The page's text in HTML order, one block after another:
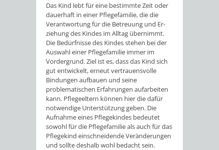
Das Kind lebt für eine be­stimm­te Zeit oder
dauerhaft in einer Pflegefamilie, die die
Verantwortung für die Be­treu­ung und Er­
ziehung des Kindes im Alltag übernimmt.
Die Bedürfnisse des Kindes stehen bei der
Auswahl einer Pflegefamilie immer im
Vordergrund. Ziel ist es, dass das Kind sich
gut entwickelt, erneut vertrauensvolle
Bindungen aufbauen und seine
problematischen Erfahrungen aufarbeiten
kann. Pflegeeltern können hier die dafür
notwendige Unterstützung geben. Die
Aufnahme eines Pflegekindes bedeutet
sowohl für die Pflegefamilie als auch für das
Pflegekind einschneidende Veränderungen
und sollte deshalb wohl bedacht sein.